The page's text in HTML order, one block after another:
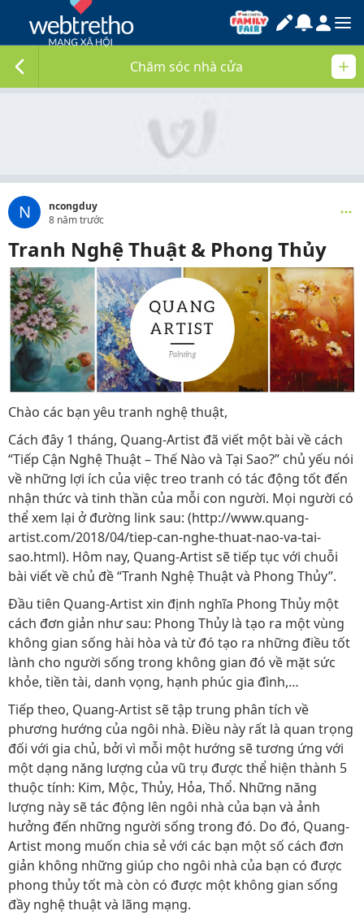
Chăm sóc nhà cửa
N
ncongduy
8 năm trước
Tranh Nghệ Thuật & Phong Thủy
Chào các bạn yêu tranh nghệ thuật,
Cách đây 1 tháng, Quang-Artist đã viết một bài về cách
“Tiếp Cận Nghệ Thuật – Thế Nào và Tại Sao?” chủ yếu nói
về những lợi ích của việc treo tranh có tác động tốt đến
nhận thức và tinh thần của mỗi con người. Mọi người có
thể xem lại ở đường link sau: (http://www.quang-
artist.com/2018/04/tiep-can-nghe-thuat-nao-va-tai-
sao.html). Hôm nay, Quang-Artist sẽ tiếp tục với chuỗi
bài viết về chủ đề “Tranh Nghệ Thuật và Phong Thủy”.
Đầu tiên Quang-Artist xin định nghĩa Phong Thủy một
cách đơn giản như sau: Phong Thủy là tạo ra một vùng
không gian sống hài hòa và từ đó tạo ra những điều tốt
lành cho người sống trong không gian đó về mặt sức
khỏe, tiền tài, danh vọng, hạnh phúc gia đình,…
Tiếp theo, Quang-Artist sẽ tập trung phân tích về
phương hướng của ngôi nhà. Điều này rất là quan trọng
đối với gia chủ, bởi vì mỗi một hướng sẽ tương ứng với
một dạng năng lượng của vũ trụ được thể hiện thành 5
thuộc tính: Kim, Mộc, Thủy, Hỏa, Thổ. Những năng
lượng này sẽ tác động lên ngôi nhà của bạn và ảnh
hưởng đến những người sống trong đó. Do đó, Quang-
Artist mong muốn chia sẻ với các bạn một số cách đơn
giản không những giúp cho ngôi nhà của bạn có được
phong thủy tốt mà còn có được một không gian sống
đầy nghệ thuật và lãng mạng.